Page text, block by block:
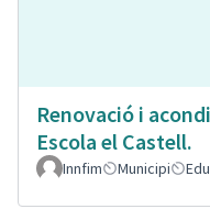
Renovació i
Escola el Castell.
Innfim Municipi